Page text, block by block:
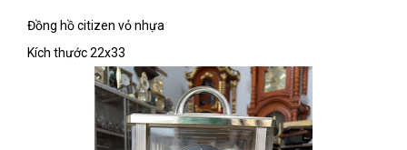
Đồng hồ citizen vỏ nhựa
Kích thước 22x33